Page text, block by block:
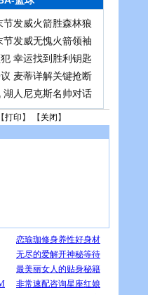
发威火箭胜森林狼
发威无愧火箭领袖
幸运找到胜利钥匙
麦蒂详解关键抢断
人尼克斯名帅对话
打印 】 【 关闭 】